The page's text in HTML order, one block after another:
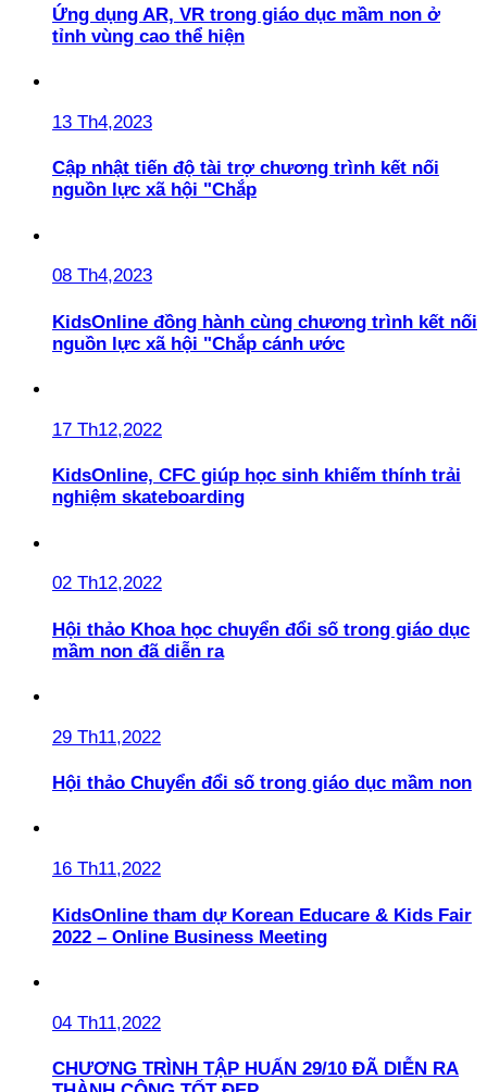
Ứng dụng AR, VR trong giáo dục mầm non ở
tỉnh vùng cao thể hiện
13 Th4,2023
Cập nhật tiến độ tài trợ chương trình kết nối
nguồn lực xã hội "Chắp
08 Th4,2023
KidsOnline đồng hành cùng chương trình kết nối
nguồn lực xã hội "Chắp cánh ước
17 Th12,2022
KidsOnline, CFC giúp học sinh khiếm thính trải
nghiệm skateboarding
02 Th12,2022
Hội thảo Khoa học chuyển đổi số trong giáo dục
mầm non đã diễn ra
29 Th11,2022
Hội thảo Chuyển đổi số trong giáo dục mầm non
16 Th11,2022
KidsOnline tham dự Korean Educare & Kids Fair
2022 – Online Business Meeting
04 Th11,2022
CHƯƠNG TRÌNH TẬP HUẤN 29/10 ĐÃ DIỄN RA